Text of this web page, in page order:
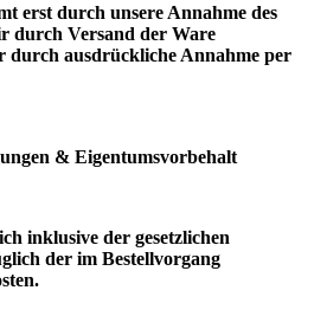
erst durch unsere Annahme des
durch Versand der Ware
durch ausdrückliche Annahme per
& Eigentumsvorbehalt
inklusive der gesetzlichen
der im Bestellvorgang